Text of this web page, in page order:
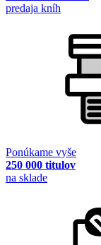
predaja kníh
Ponúkame vyše
250 000 titulov
na sklade